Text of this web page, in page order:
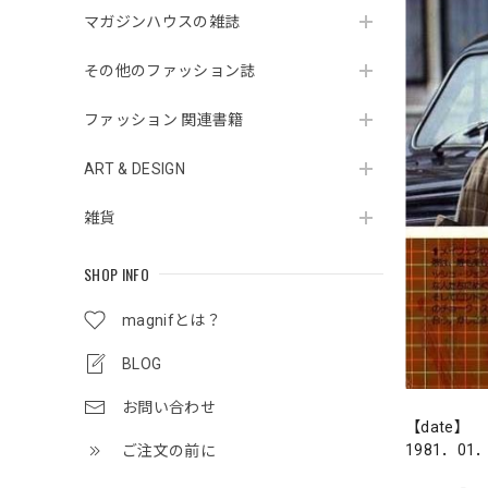
マガジンハウスの雑誌
その他のファッション誌
ファッション 関連書籍
ART & DESIGN
雑貨
SHOP INFO
magnifとは？
BLOG
お問い合わせ
ご注文の前に
【date】
1981．01